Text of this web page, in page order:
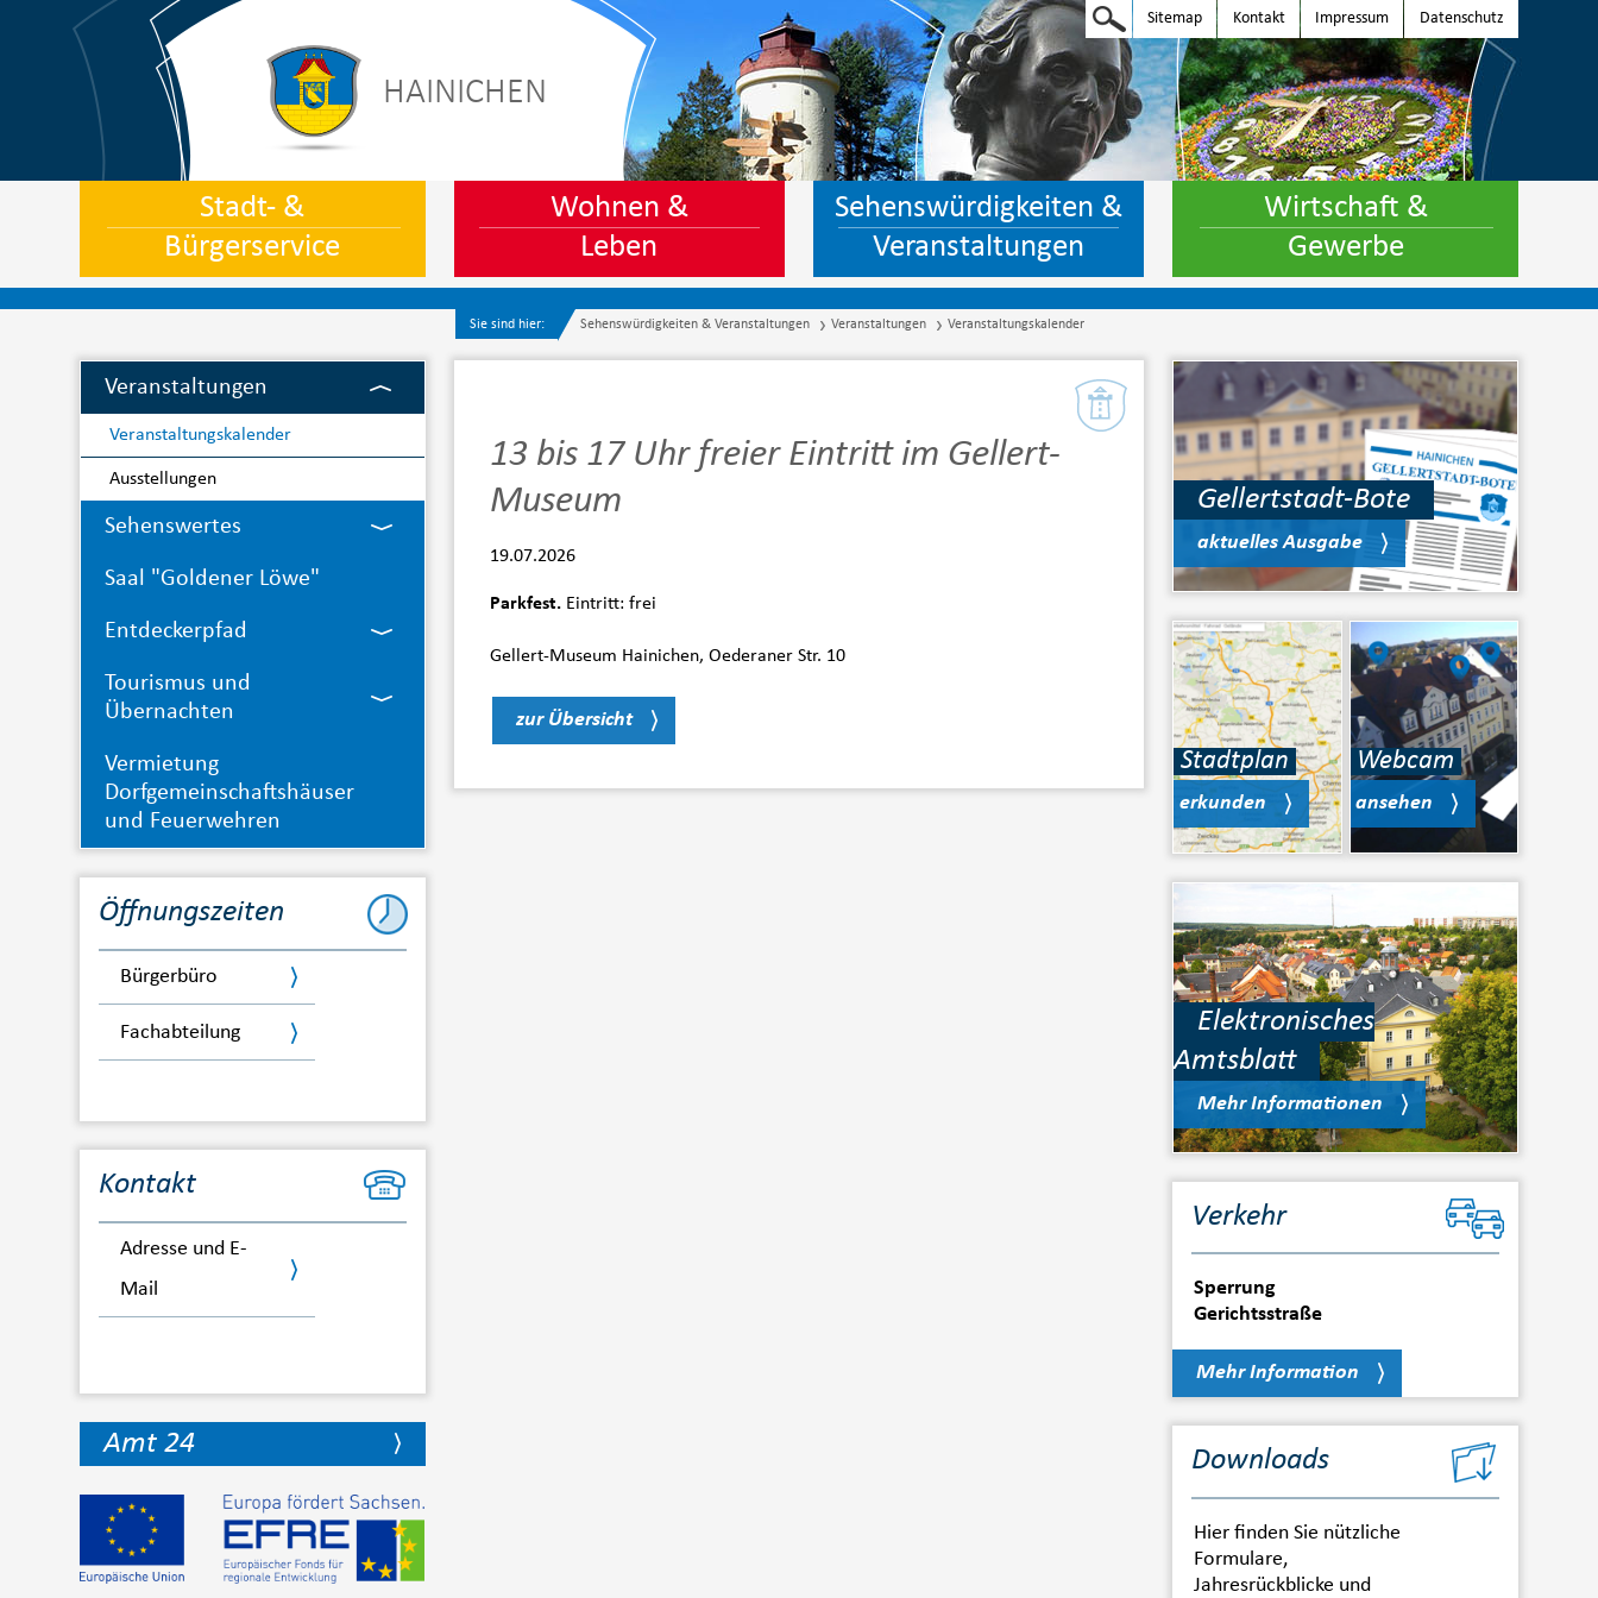
Sitemap Kontakt Impressum Datenschutz
HAINICHEN
Stadt- &
Bürgerservice
Wohnen &
Leben
Sehenswürdigkeiten &
Veranstaltungen
Wirtschaft &
Gewerbe
Sie sind hier: Sehenswürdigkeiten & Veranstaltungen Veranstaltungen Veranstaltungskalender
13 bis 17 Uhr freier Eintritt im Gellert-
Museum
19.07.2026
Parkfest. Eintritt: frei
Gellert-Museum Hainichen, Oederaner Str. 10
zur Übersicht
Veranstaltungen
Veranstaltungskalender
Ausstellungen
Sehenswertes
Saal "Goldener Löwe"
Entdeckerpfad
Tourismus und
Übernachten
Vermietung
Dorfgemeinschaftshäuser
und Feuerwehren
Öffnungszeiten
Bürgerbüro
Fachabteilung
Kontakt
Adresse und E-
Mail
Amt 24
Gellertstadt-Bote
aktuelles Ausgabe
Stadtplan
erkunden
Webcam
ansehen
Elektronisches
Amtsblatt
Mehr Informationen
Verkehr
Sperrung
Gerichtsstraße
Mehr Information
Downloads
Hier finden Sie nützliche
Formulare,
Jahresrückblicke und